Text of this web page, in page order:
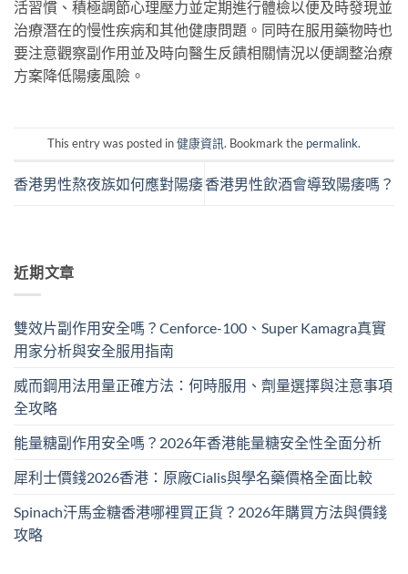
活習慣、積極調節心理壓力並定期進行體檢以便及時發現並
治療潛在的慢性疾病和其他健康問題。同時在服用藥物時也
要注意觀察副作用並及時向醫生反饋相關情況以便調整治療
方案降低陽痿風險。
This entry was posted in健康資訊. Bookmark the permalink.
香港男性熬夜族如何應對陽痿香港男性飲酒會導致陽痿嗎？
近期文章
雙效片副作用安全嗎？Cenforce-100、Super Kamagra真實
用家分析與安全服用指南
威而鋼用法用量正確方法：何時服用、劑量選擇與注意事項
全攻略
能量糖副作用安全嗎？2026年香港能量糖安全性全面分析
犀利士價錢2026香港：原廠Cialis與學名藥價格全面比較
Spinach汗馬金糖香港哪裡買正貨？2026年購買方法與價錢
攻略